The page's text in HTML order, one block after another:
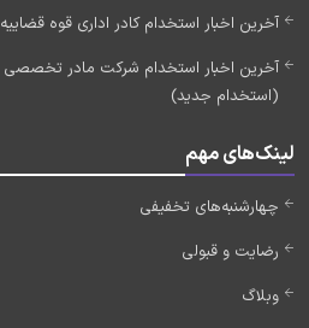
آخرین اخبار استخدام کادر اداری قوه قضاییه 1405 (به زودی)
(استخدام جدید)
لینک‌های مهم
چهارشنبه‌های تخفیفی
رضایت و قبولی
وبلاگ